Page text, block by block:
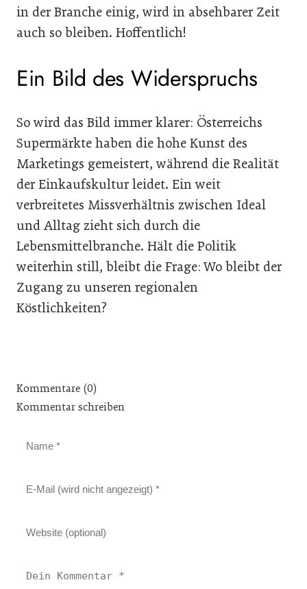
in der Branche einig, wird in absehbarer Zeit
auch so bleiben. Hoffentlich!
Ein Bild des Widerspruchs
So wird das Bild immer klarer: Österreichs
Supermärkte haben die hohe Kunst des
Marketings gemeistert, während die Realität
der Einkaufskultur leidet. Ein weit
verbreitetes Missverhältnis zwischen Ideal
und Alltag zieht sich durch die
Lebensmittelbranche. Hält die Politik
weiterhin still, bleibt die Frage: Wo bleibt der
Zugang zu unseren regionalen
Köstlichkeiten?
Kommentare (0)
Kommentar schreiben